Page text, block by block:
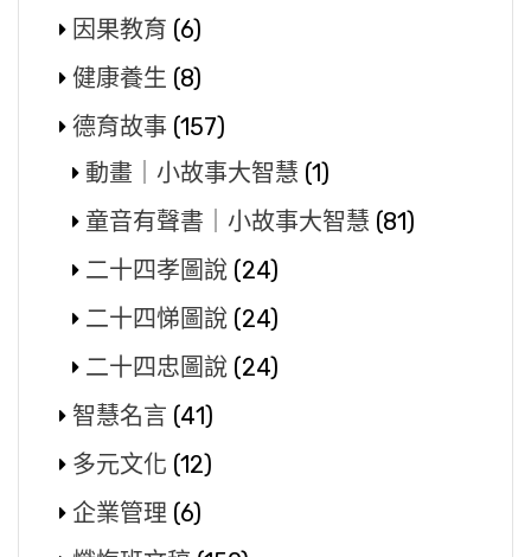
因果教育 (6)
健康養生 (8)
德育故事 (157)
動畫｜小故事大智慧 (1)
童音有聲書｜小故事大智慧 (81)
二十四孝圖說 (24)
二十四悌圖說 (24)
二十四忠圖說 (24)
智慧名言 (41)
多元文化 (12)
企業管理 (6)